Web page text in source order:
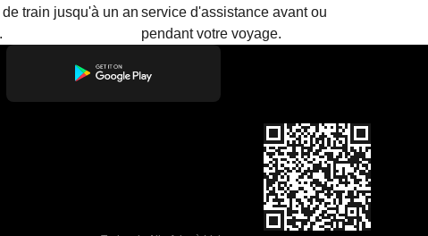
train jusqu'à un an service d'assistance avant ou
pendant votre voyage.